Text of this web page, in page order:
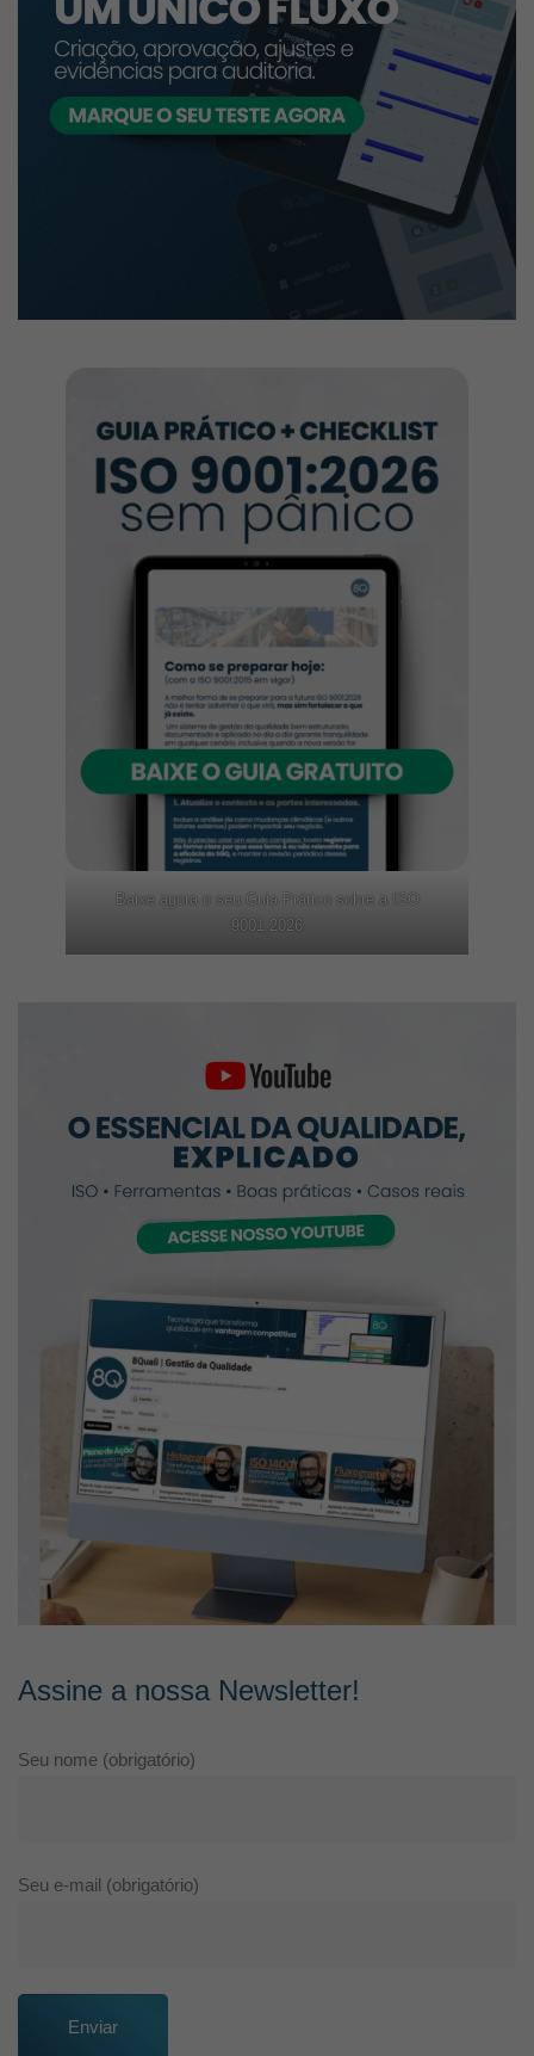
Baixe agora o seu Guia Prático sobre a ISO
9001:2026
Assine a nossa Newsletter!
Seu nome (obrigatório)
Seu e-mail (obrigatório)